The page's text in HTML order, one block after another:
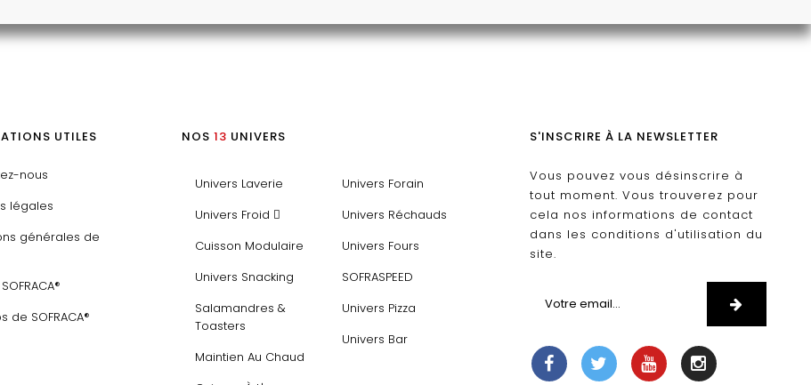
UTILES
nous
légales
générales de
de SOFRACA®
NOS 13 UNIVERS
Univers Laverie
Univers Froid
Cuisson Modulaire
Univers Snacking
Salamandres &
Toasters
Maintien Au Chaud
Univers Forain
Univers Réchauds
Univers Fours
SOFRASPEED
Univers Pizza
Univers Bar
S'INSCRIRE À LA NEWSLETTER
Vous pouvez vous désinscrire à
tout moment. Vous trouverez pour
cela nos informations de contact
dans les conditions d'utilisation du
site.